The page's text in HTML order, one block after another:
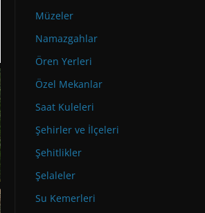
Müzeler
Namazgahlar
Ören Yerleri
Özel Mekanlar
Saat Kuleleri
Şehirler ve İlçeleri
Şehitlikler
Şelaleler
Su Kemerleri